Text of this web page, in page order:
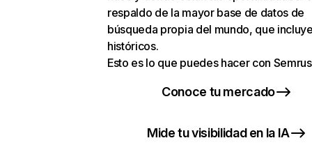
respaldo de la mayor base de datos de
búsqueda propia del mundo, que
históricos.
Esto es lo que puedes hacer con
Conoce tu mercado
Mide tu visibilidad en la IA